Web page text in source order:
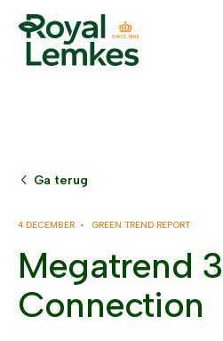
Ga terug
4 DECEMBER • GREEN TREND REPORT
Megatrend
Connection